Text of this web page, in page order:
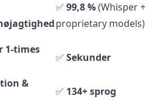
✅ 99,8 %(Whisper +
proprietary models)
1-times
✅ Sekunder
&
✅ 134+ sprog